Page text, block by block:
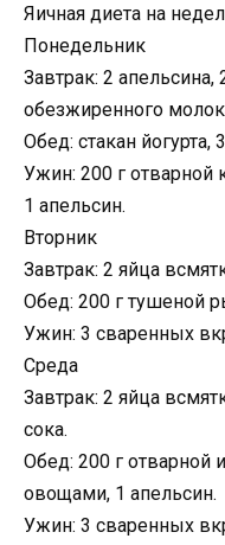
Яичная диета на
Понедельник
Завтрак: 2 апельсина,
обезжиренного
Обед: стакан йогурта,
Ужин: 200 г отварной
1 апельсин.
Вторник
Завтрак: 2 яйца
Обед: 200 г тушеной
Ужин: 3 сваренных
Среда
Завтрак: 2 яйца
сока.
Обед: 200 г отварной
овощами, 1 апельсин.
Ужин: 3 сваренных